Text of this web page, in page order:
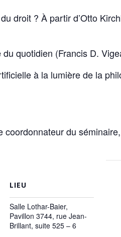
droit ? À partir d’Otto
quotidien (Francis D.
à la lumière de la
coordonnateur du
LIEU
Salle Lothar-Baier,
Pavillon 3744, rue Jean-
Brillant, suite 525 – 6